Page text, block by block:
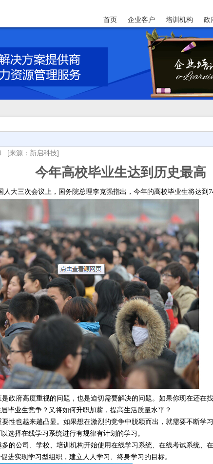
首页 企业客户 培训机构 政
[来源：新启科技]
今年高校毕业生达到历史最高
人大三次会议上 ，国务院总理李克强指出，今年的高校毕业生将达到
政府高度重视的问题，也是迫切需要解决的问题。如果你现在还在
毕业生竞争？又将如何升职加薪，提高生活质量水平？
性也越来越凸显。如果想在激烈的竞争中脱颖而出，就需要不断学
选择在线学习系统进行有规律有计划的学习。
的公司、学校、培训机构开始使用在线学习系统、在线考试系统、
进实现学习型组织，建立人人学习、终身学习的目标。